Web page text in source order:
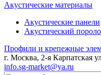
Акустические материалы
Акустические панели
Акустический
Профили и крепежные
г. Москва, 2-я Карпатская
info.sg-market@ya.ru